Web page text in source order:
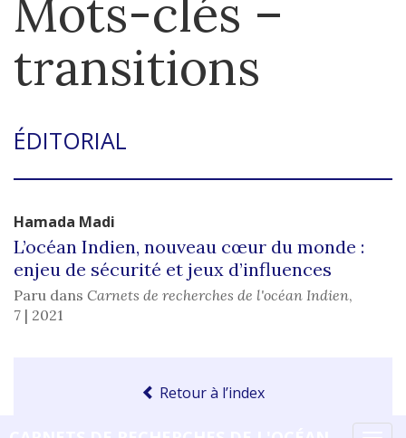
Mots-clés –
transitions
ÉDITORIAL
Hamada Madi
L’océan Indien, nouveau cœur du monde :
enjeu de sécurité et jeux d’influences
Paru dans Carnets de recherches de l'océan Indien,
7 | 2021
Retour à l’index